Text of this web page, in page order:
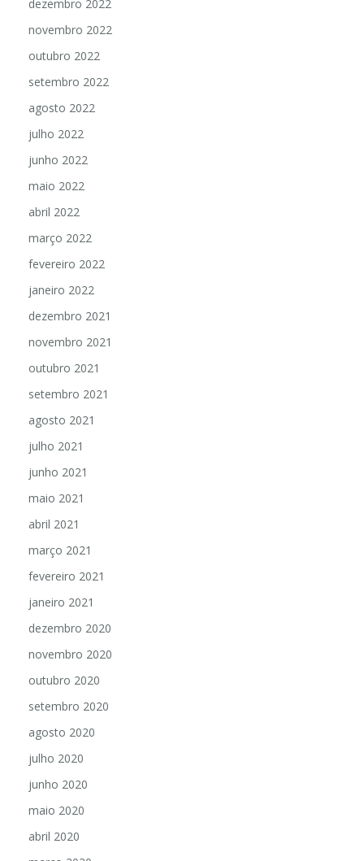
dezembro 2022
novembro 2022
outubro 2022
setembro 2022
agosto 2022
julho 2022
junho 2022
maio 2022
abril 2022
março 2022
fevereiro 2022
janeiro 2022
dezembro 2021
novembro 2021
outubro 2021
setembro 2021
agosto 2021
julho 2021
junho 2021
maio 2021
abril 2021
março 2021
fevereiro 2021
janeiro 2021
dezembro 2020
novembro 2020
outubro 2020
setembro 2020
agosto 2020
julho 2020
junho 2020
maio 2020
abril 2020